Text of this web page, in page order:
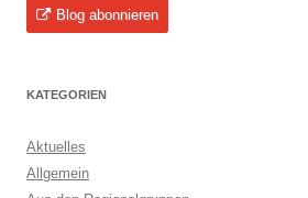
Blog abonnieren
KATEGORIEN
Aktuelles
Allgemein